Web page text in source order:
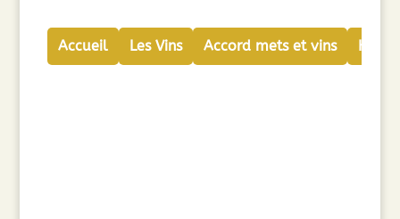
Accueil Les Vins Accord mets et vins